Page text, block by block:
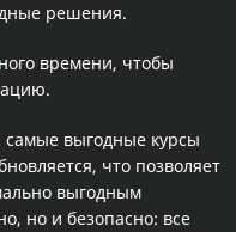
решения.
времени, чтобы
самые выгодные курсы
что позволяет
выгодным
но и безопасно: все